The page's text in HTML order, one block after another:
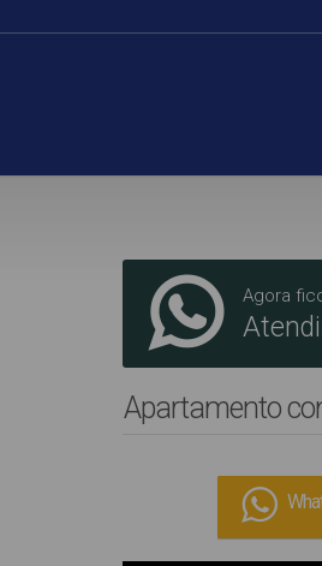
Agora
Apartamento